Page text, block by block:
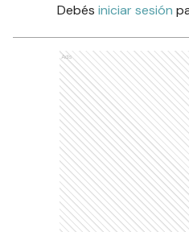
Debés iniciar sesión
Ads